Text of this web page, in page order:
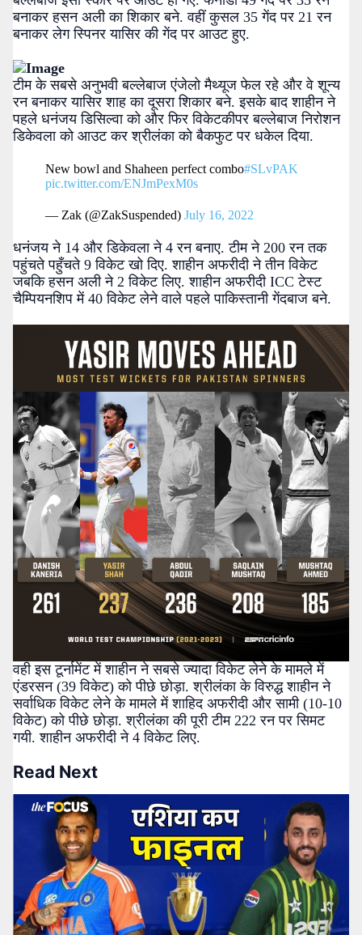
बनाकर हसन अली का शिकार बने. वहीं कुसल 35 गेंद पर 21 रन
बनाकर लेग स्पिनर यासिर की गेंद पर आउट हुए.
टीम के सबसे अनुभवी बल्लेबाज एंजेलो मैथ्यूज फेल रहे और वे शून्य
रन बनाकर यासिर शाह का दूसरा शिकार बने. इसके बाद शाहीन ने
पहले धनंजय डिसिल्वा को और फिर विकेटकीपर बल्लेबाज निरोशन
डिकेवला को आउट कर श्रीलंका को बैकफुट पर धकेल दिया.
New bowl and Shaheen perfect combo#SLvPAK
pic.twitter.com/ENJmPexM0s
— Zak (@ZakSuspended) July 16, 2022
धनंजय ने 14 और डिकेवला ने 4 रन बनाए. टीम ने 200 रन तक
पहुंचते पहुँचते 9 विकेट खो दिए. शाहीन अफरीदी ने तीन विकेट
जबकि हसन अली ने 2 विकेट लिए. शाहीन अफरीदी ICC टेस्ट
चैम्पियनशिप में 40 विकेट लेने वाले पहले पाकिस्तानी गेंदबाज बने.
वही इस टूर्नामेंट में शाहीन ने सबसे ज्यादा विकेट लेने के मामले में
एंडरसन (39 विकेट) को पीछे छोड़ा. श्रीलंका के विरुद्ध शाहीन ने
सर्वाधिक विकेट लेने के मामले में शाहिद अफरीदी और सामी (10-10
विकेट) को पीछे छोड़ा. श्रीलंका की पूरी टीम 222 रन पर सिमट
गयी. शाहीन अफरीदी ने 4 विकेट लिए.
Read Next